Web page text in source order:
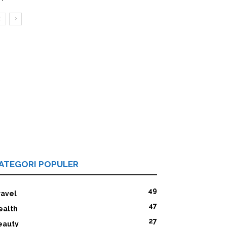
POPULER
49
47
27